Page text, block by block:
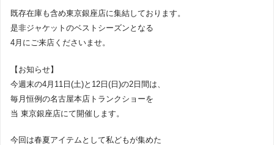
既存在庫も含め東京銀座店に集結しております。
是非ジャケットのベストシーズンとなる
4月にご来店くださいませ。
【お知らせ】
今週末の4月11日(土)と12日(日)の2日間は、
毎月恒例の名古屋本店トランクショーを
当 東京銀座店にて開催します。
今回は春夏アイテムとして私どもが集めた